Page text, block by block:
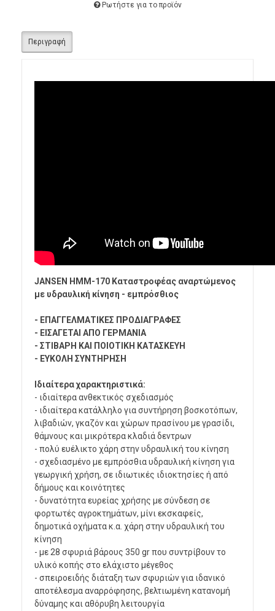
Ρωτήστε για το προϊόν
Περιγραφή
JANSEN HMM-170 Καταστροφέας αναρτώμενος
με υδραυλική κίνηση - εμπρόσθιος
- ΕΠΑΓΓΕΛΜΑΤΙΚΕΣ ΠΡΟΔΙΑΓΡΑΦΕΣ
- ΕΙΣΑΓΕΤΑΙ ΑΠΟ ΓΕΡΜΑΝΙΑ
- ΣΤΙΒΑΡΗ ΚΑΙ ΠΟΙΟΤΙΚΗ ΚΑΤΑΣΚΕΥΗ
- ΕΥΚΟΛΗ ΣΥΝΤΗΡΗΣΗ
Ιδιαίτερα χαρακτηριστικά:
- ιδιαίτερα ανθεκτικός σχεδιασμός
- ιδιαίτερα κατάλληλο για συντήρηση βοσκοτόπων,
λιβαδιών, γκαζόν και χώρων πρασίνου με γρασίδι,
θάμνους και μικρότερα κλαδιά δεντρων
- πολύ ευέλικτο χάρη στην υδραυλική του κίνηση
- σχεδιασμένο με εμπρόσθια υδραυλική κίνηση για
γεωργική χρήση, σε ιδιωτικές ιδιοκτησίες ή από
δήμους και κοινότητες
- δυνατότητα ευρείας χρήσης με σύνδεση σε
φορτωτές αγροκτημάτων, μίνι εκσκαφείς,
δημοτικά οχήματα κ.α. χάρη στην υδραυλική του
κίνηση
- με 28 σφυριά βάρους 350 gr που συντρίβουν το
υλικό κοπής στο ελάχιστο μέγεθος
- σπειροειδής διάταξη των σφυριών για ιδανικό
αποτέλεσμα αναρρόφησης, βελτιωμένη κατανομή
δύναμης και αθόρυβη λειτουργία